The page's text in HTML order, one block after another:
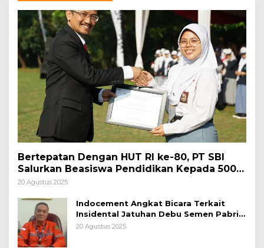
Bertepatan Dengan HUT RI ke-80, PT SBI
Salurkan Beasiswa Pendidikan Kepada 500
Pelajar
20 Agustus 2025
Indocement Angkat Bicara Terkait
Insidental Jatuhan Debu Semen Pabrik
Citeureup
20 Agustus 2025